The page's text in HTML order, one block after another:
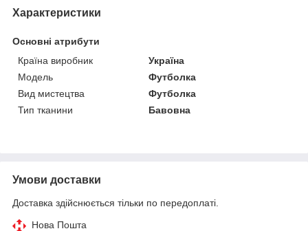
Характеристики
Основні атрибути
Країна виробник
Україна
Мoдель
Футболка
Вид мистецтва
Футболка
Тип тканини
Бавовна
Умови доставки
Доставка здійснюється тільки по передоплаті.
Нова Пошта